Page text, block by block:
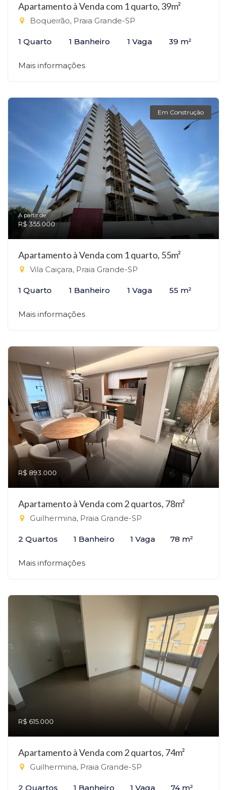
Apartamento à Venda com 1 quarto, 39m²
Boqueirão, Praia Grande-SP
1 Quarto 1 Banheiro 1 Vaga 39 m²
Mais informações
Em Construção
A partir de:
R$ 355.000
Apartamento à Venda com 1 quarto, 55m²
Vila Caiçara, Praia Grande-SP
1 Quarto 1 Banheiro 1 Vaga 55 m²
Mais informações
R$ 893.000
Apartamento à Venda com 2 quartos, 78m²
Guilhermina, Praia Grande-SP
2 Quartos 1 Banheiro 1 Vaga 78 m²
Mais informações
R$ 615.000
Apartamento à Venda com 2 quartos, 74m²
Guilhermina, Praia Grande-SP
2 Quartos 1 Banheiro 1 Vaga 74 m²